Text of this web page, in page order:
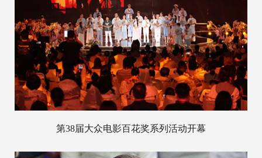
第38届大众电影百花奖系列活动开幕